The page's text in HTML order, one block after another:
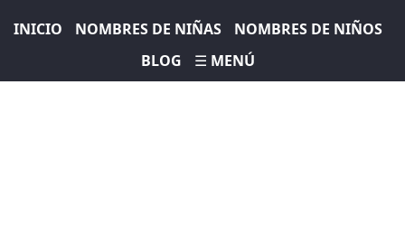
INICIO NOMBRES DE NIÑAS
NOMBRES DE NIÑOS
BLOG
☰ MENÚ